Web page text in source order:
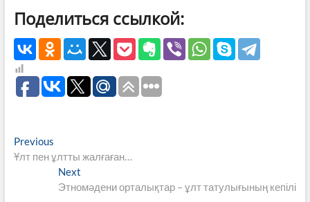
Поделиться ссылкой:
Навигация
по
записям
PreviousPrevious
post:
Ұлт пен ұлтты жалғаған…
Next
post:
Этномәдени орталықтар – ұлт татулығының кепілі